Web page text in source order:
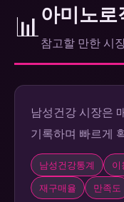
📊 아미노로
참고할 만한 시
남성건강 시장은
기록하며 빠르게
남성건강통계 이
재구매율
만족도